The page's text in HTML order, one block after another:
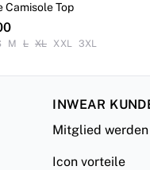
Camisole Top
M L XL XXL 3XL
INWEAR
Mitglied werden
Icon vorteile